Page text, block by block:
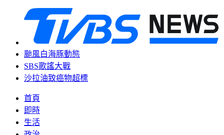
颱風白海豚動態
SBS歌謠大戰
沙拉油致癌物超標
首頁
即時
生活